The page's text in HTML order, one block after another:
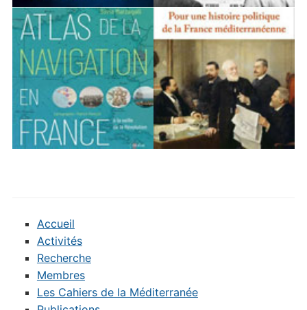
Accueil
Activités
Recherche
Membres
Les Cahiers de la Méditerranée